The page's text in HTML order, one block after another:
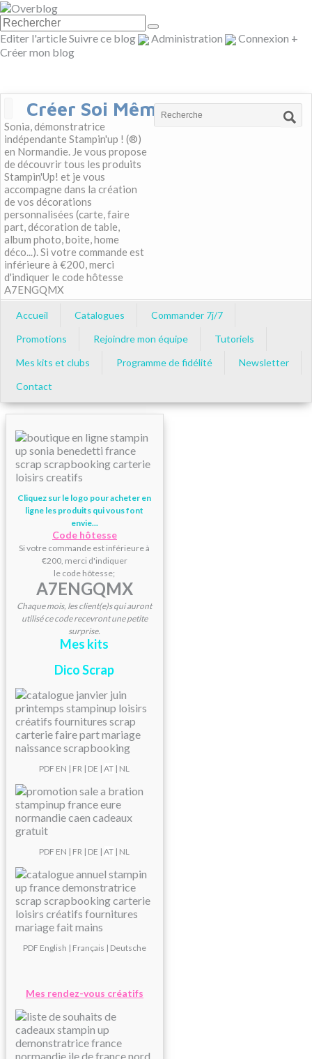
Editer l'articleSuivre ce blog Administration Connexion +
Créer mon blog
Créer Soi Même
Sonia, démonstratrice
indépendante Stampin'up ! (®)
en Normandie. Je vous propose
de découvrir tous les produits
Stampin'Up! et je vous
accompagne dans la création
de vos décorations
personnalisées (carte, faire
part, décoration de table,
album photo, boite, home
déco...). Si votre commande est
inférieure à €200, merci
d'indiquer le code hôtesse
A7ENGQMX
Accueil Catalogues
Commander 7j/7
Promotions
Rejoindre mon équipe
Tutoriels
Mes kits et clubs
Programme de fidélité
Newsletter
Contact
Cliquez sur le logo pour acheter en
ligne les produits qui vous font
envie...
Code hôtesse
Si votre commande est inférieure à
€200, merci d'indiquer
le code hôtesse;
A7ENGQMX
Chaque mois, les client(e)s qui auront
utilisé ce code recevront une petite
surprise.
Mes kits
Dico Scrap
PDF EN | FR | DE | AT | NL
PDF EN | FR | DE | AT | NL
PDF English | Français | Deutsche
Mes rendez-vous créatifs